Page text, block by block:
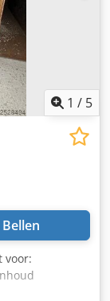
1 / 5
Bellen
voor:
6.372